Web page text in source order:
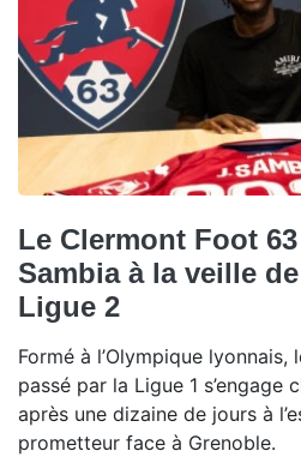
Le Clermont Foot
Sambia à la veille
Ligue 2
Formé à l’Olympique
passé par la Ligue 1 s’engage
après une dizaine de jours à
prometteur face à Grenoble.